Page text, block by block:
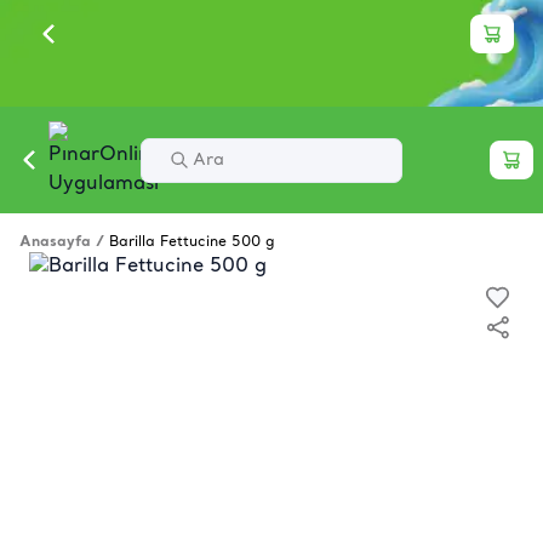
Anasayfa / Barilla Fettucine 500 g